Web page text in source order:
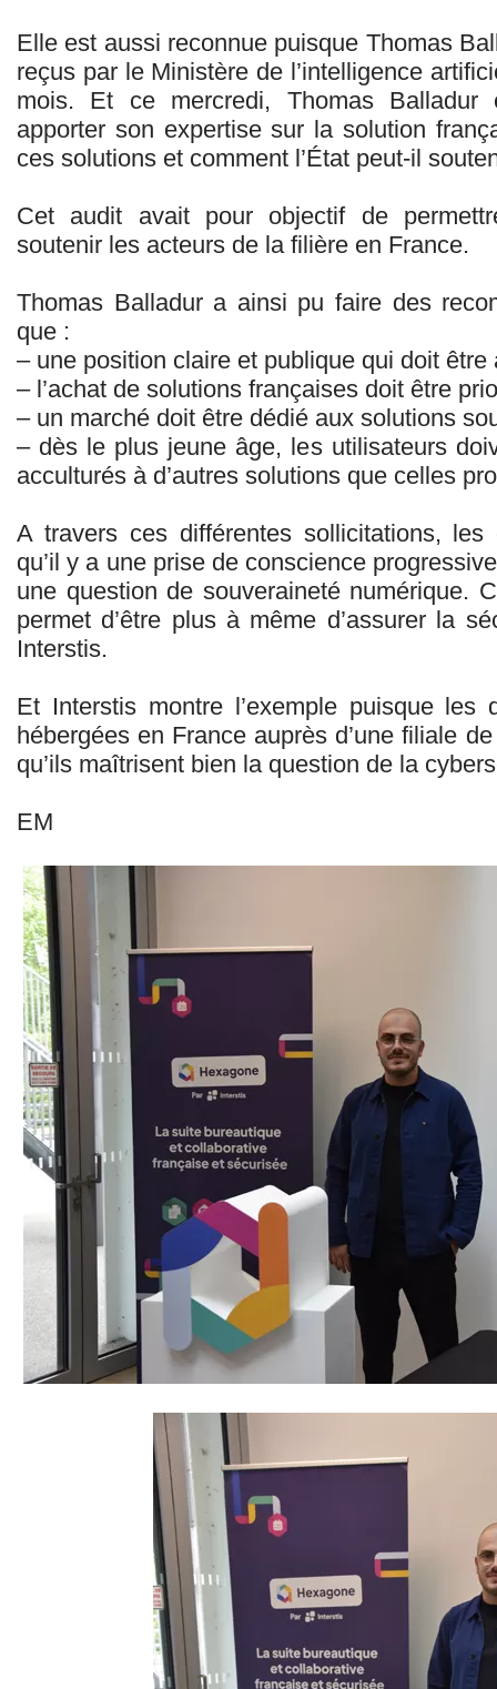
Elle est aussi reconnue puisque Thomas
reçus par le Ministère de l’intelligence
mois. Et ce mercredi, Thomas
apporter son expertise sur la solution
ces solutions et comment l’État peut-il
Cet audit avait pour objectif de
soutenir les acteurs de la filière en France.
Thomas Balladur a ainsi pu faire des
que :
– une position claire et publique qui doit être
– l’achat de solutions françaises doit être
– un marché doit être dédié aux solutions
– dès le plus jeune âge, les utilisateurs
acculturés à d’autres solutions que celles
A travers ces différentes sollicitations, les
qu’il y a une prise de conscience
une question de souveraineté numérique.
permet d’être plus à même d’assurer la
Interstis.
Et Interstis montre l’exemple puisque les
hébergées en France auprès d’une filiale
qu’ils maîtrisent bien la question de la
EM